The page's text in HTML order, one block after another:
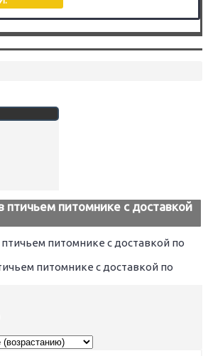
птичьем питомнике с доставкой
питомнике с доставкой по